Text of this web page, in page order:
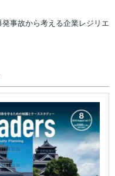
発事故から考える企業レジリエ